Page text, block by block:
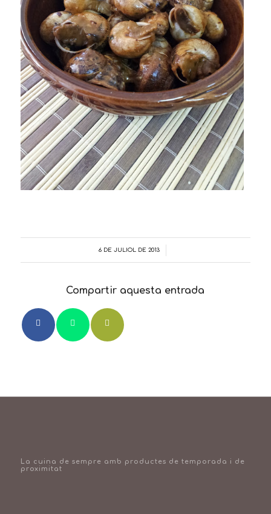
6 DE JULIOL DE 2013
/
Compartir aquesta entrada
La cuina de sempre amb productes de temporada i de
proximitat